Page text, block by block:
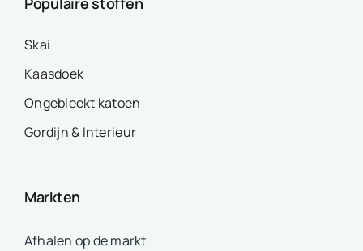
Skai
Kaasdoek
Ongebleekt katoen
Gordijn & Interieur
Markten
Afhalen op de markt